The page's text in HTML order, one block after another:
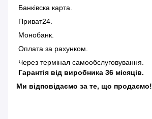
Банківска карта.
Приват24.
Монобанк.
Оплата за рахунком.
Через термінал самообслуговування.
Гарантія від виробника 36 місяців.
Ми відповідаємо за те, що продаємо!